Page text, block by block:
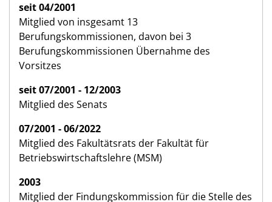
seit 04/2001
Mitglied von insgesamt 13
Berufungskommissionen, davon bei 3
Berufungskommissionen Übernahme des
Vorsitzes
seit 07/2001 - 12/2003
Mitglied des Senats
07/2001 - 06/2022
Mitglied des Fakultätsrats der Fakultät für
Betriebswirtschaftslehre (MSM)
2003
Mitglied der Findungskommission für die Stelle des